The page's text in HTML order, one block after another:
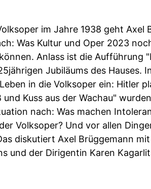
im Jahre 1938 geht Axel
Was Kultur und Oper 2023
Anlass ist die Aufführung
Jubiläums des Hauses.
in die Volksoper ein: Hitler
Kuss aus der Wachau"
nach: Was machen
Volksoper? Und vor allen
diskutiert Axel Brüggemann
und der Dirigentin Karen